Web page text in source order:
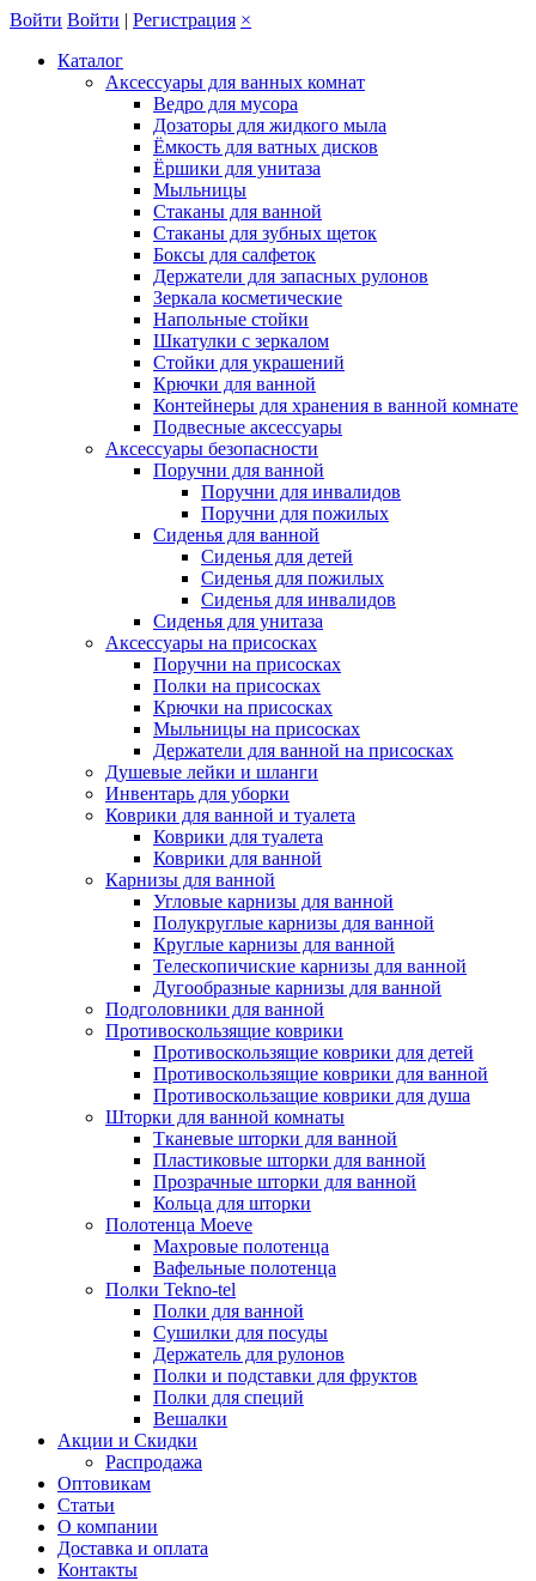
Войти Войти | Регистрация ×
Каталог
Аксессуары для ванных комнат
Ведро для мусора
Дозаторы для жидкого мыла
Ёмкость для ватных дисков
Ёршики для унитаза
Мыльницы
Стаканы для ванной
Стаканы для зубных щеток
Боксы для салфеток
Держатели для запасных рулонов
Зеркала косметические
Напольные стойки
Шкатулки с зеркалом
Стойки для украшений
Крючки для ванной
Контейнеры для хранения в ванной комнате
Подвесные аксессуары
Аксессуары безопасности
Поручни для ванной
Поручни для инвалидов
Поручни для пожилых
Сиденья для ванной
Сиденья для детей
Сиденья для пожилых
Сиденья для инвалидов
Сиденья для унитаза
Аксессуары на присосках
Поручни на присосках
Полки на присосках
Крючки на присосках
Мыльницы на присосках
Держатели для ванной на присосках
Душевые лейки и шланги
Инвентарь для уборки
Коврики для ванной и туалета
Коврики для туалета
Коврики для ванной
Карнизы для ванной
Угловые карнизы для ванной
Полукруглые карнизы для ванной
Круглые карнизы для ванной
Телескопичиские карнизы для ванной
Дугообразные карнизы для ванной
Подголовники для ванной
Противоскользящие коврики
Противоскользящие коврики для детей
Противоскользящие коврики для ванной
Противоскользащие коврики для душа
Шторки для ванной комнаты
Тканевые шторки для ванной
Пластиковые шторки для ванной
Прозрачные шторки для ванной
Кольца для шторки
Полотенца Moeve
Махровые полотенца
Вафельные полотенца
Полки Tekno-tel
Полки для ванной
Сушилки для посуды
Держатель для рулонов
Полки и подставки для фруктов
Полки для специй
Вешалки
Акции и Скидки
Распродажа
Оптовикам
Статьи
О компании
Доставка и оплата
Контакты